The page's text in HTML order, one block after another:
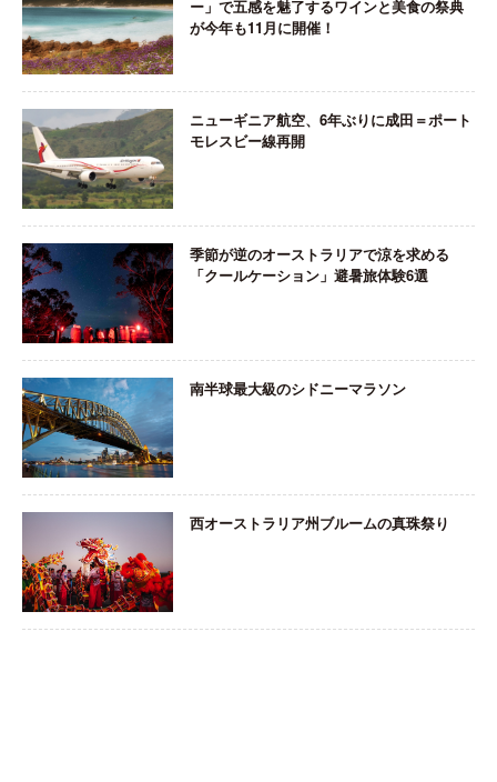
ー」で五感を魅了するワインと美食の祭典
が今年も11月に開催！
ニューギニア航空、6年ぶりに成田＝ポート
モレスビー線再開
季節が逆のオーストラリアで涼を求める
「クールケーション」避暑旅体験6選
南半球最大級のシドニーマラソン
西オーストラリア州ブルームの真珠祭り